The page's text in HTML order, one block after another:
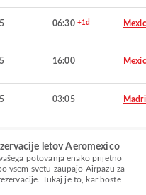
06:30 +1d
16:00
03:05
letov Aeromexico
potovanja enako prijetno
vsem svetu zaupajo Airpazu za
Tukaj je to, kar boste